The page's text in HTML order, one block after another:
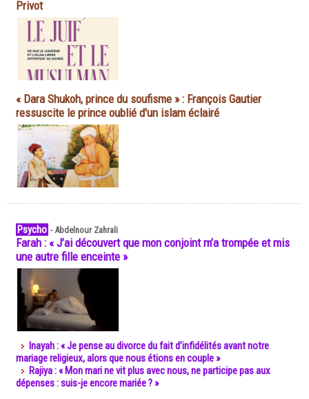
Privot
« Dara Shukoh, prince du soufisme » : François Gautier
ressuscite le prince oublié d'un islam éclairé
Psycho -Abdelnour Zahrali
Farah : « J’ai découvert que mon conjoint m’a trompée et mis
une autre fille enceinte »
Inayah : « Je pense au divorce du fait d’infidélités avant notre
mariage religieux, alors que nous étions en couple »
Rajiya : « Mon mari ne vit plus avec nous, ne participe pas aux
dépenses : suis-je encore mariée ? »